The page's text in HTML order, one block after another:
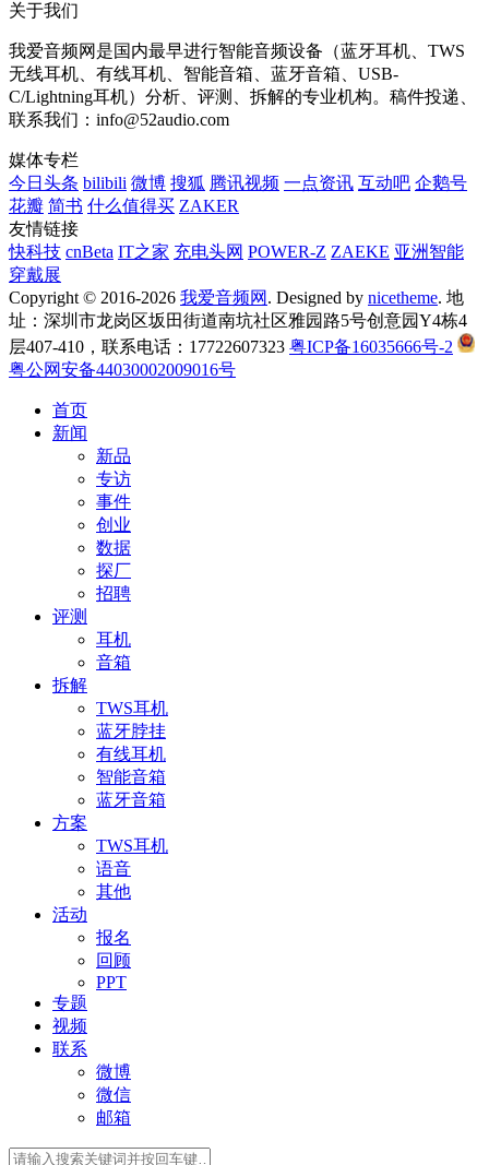
关于我们
我爱音频网是国内最早进行智能音频设备（蓝牙耳机、TWS
无线耳机、有线耳机、智能音箱、蓝牙音箱、USB-
C/Lightning耳机）分析、评测、拆解的专业机构。稿件投递、
联系我们：info@52audio.com
媒体专栏
今日头条 bilibili 微博 搜狐 腾讯视频 一点资讯 互动吧 企鹅号
花瓣 简书 什么值得买 ZAKER
友情链接
快科技 cnBeta IT之家 充电头网 POWER-Z ZAEKE 亚洲智能
穿戴展
Copyright © 2016-2026 我爱音频网 . Designed by nicetheme. 地
址：深圳市龙岗区坂田街道南坑社区雅园路5号创意园Y4栋4
层407-410，联系电话：17722607323 粤ICP备16035666号-2
粤公网安备44030002009016号
首页
新闻
新品
专访
事件
创业
数据
探厂
招聘
评测
耳机
音箱
拆解
TWS耳机
蓝牙脖挂
有线耳机
智能音箱
蓝牙音箱
方案
TWS耳机
语音
其他
活动
报名
回顾
PPT
专题
视频
联系
微博
微信
邮箱